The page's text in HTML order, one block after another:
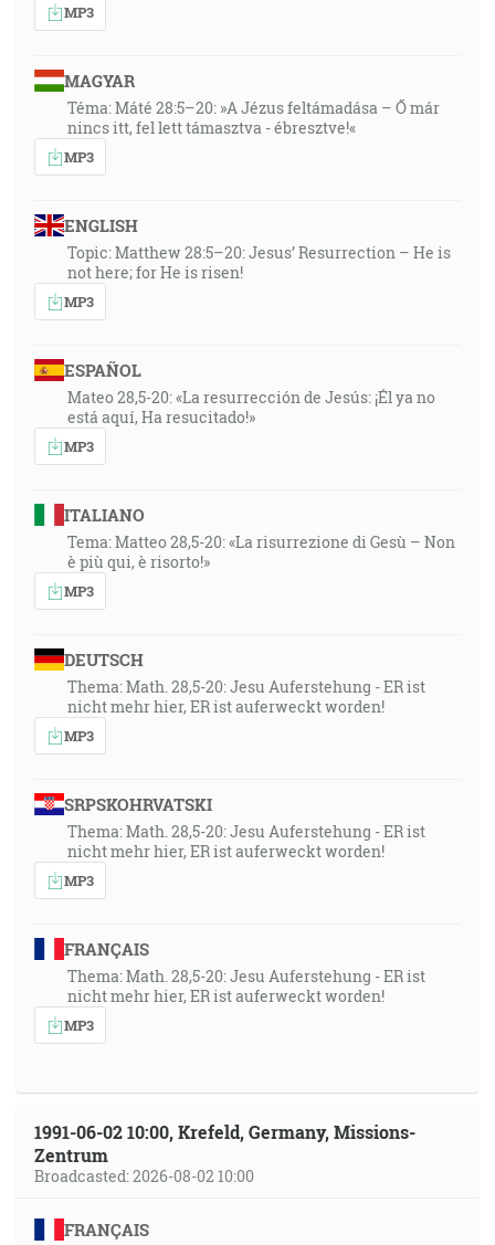
MP3
MAGYAR
Téma: Máté 28:5–20: »A Jézus feltámadása – Ő már
nincs itt, fel lett támasztva - ébresztve!«
MP3
ENGLISH
Topic: Matthew 28:5–20: Jesus’ Resurrection – He is
not here; for He is risen!
MP3
ESPAÑOL
Mateo 28,5-20: «La resurrección de Jesús: ¡Él ya no
está aquí, Ha resucitado!»
MP3
ITALIANO
Tema: Matteo 28,5-20: «La risurrezione di Gesù – Non
è più qui, è risorto!»
MP3
DEUTSCH
Thema: Math. 28,5-20: Jesu Auferstehung - ER ist
nicht mehr hier, ER ist auferweckt worden!
MP3
SRPSKOHRVATSKI
Thema: Math. 28,5-20: Jesu Auferstehung - ER ist
nicht mehr hier, ER ist auferweckt worden!
MP3
FRANÇAIS
Thema: Math. 28,5-20: Jesu Auferstehung - ER ist
nicht mehr hier, ER ist auferweckt worden!
MP3
1991-06-02 10:00, Krefeld, Germany, Missions-
Zentrum
Broadcasted: 2026-08-02 10:00
FRANÇAIS